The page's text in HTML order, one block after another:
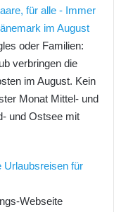
für alle - Immer
im August
oder Familien:
verbringen die
im August. Kein
Monat Mittel- und
und Ostsee mit
Urlaubsreisen für
Webseite